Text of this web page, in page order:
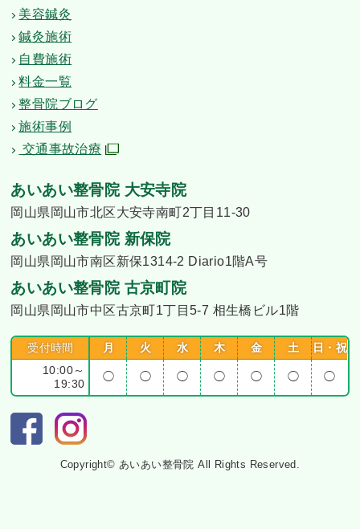
美容鍼灸
鍼灸施術
自費施術
料金一覧
整骨院ブログ
施術事例
交通事故治療
あいあい整骨院 大安寺院
岡山県岡山市北区大安寺南町2丁目11-30
あいあい整骨院 新保院
岡山県岡山市南区新保1314-2 Diario1階A号
あいあい整骨院 古京町院
岡山県岡山市中区古京町1丁目5-7 相生橋ビル1階
受付時間 月 火 水 木 金 土
日・祝
10:00～
19:30
◯ ◯ ◯ ◯ ◯ ◯ ◯
Copyright© あいあい整骨院 All Rights Reserved.